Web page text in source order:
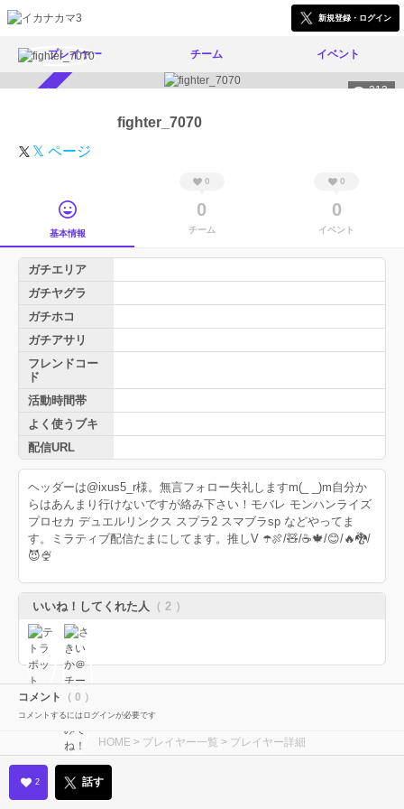
新規登録・ログイン
プレイヤー チーム イベント
212
fighter_7070
𝕏 ページ
基本情報
0
0
チーム
0
0
イベント
ガチエリア
ガチヤグラ
ガチホコ
ガチアサリ
フレンドコー
ド
活動時間帯
よく使うブキ
配信URL
ヘッダーは@ixus5_r様。無言フォロー失礼しますm(_ _)m自分か
らはあんまり行けないですが絡み下さい！モバレ モンハンライズ
プロセカ デュエルリンクス スプラ2 スマブラsp などやってま
す。ミラティブ配信たまにしてます。推しV ☂️🍖/🧸/☕️🍁/😊/🔥🐉/
😈🍨
いいね！してくれた人 （ 2 ）
コメント （ 0 ）
コメントするにはログインが必要です
HOME > プレイヤー一覧 > プレイヤー詳細
2 話す